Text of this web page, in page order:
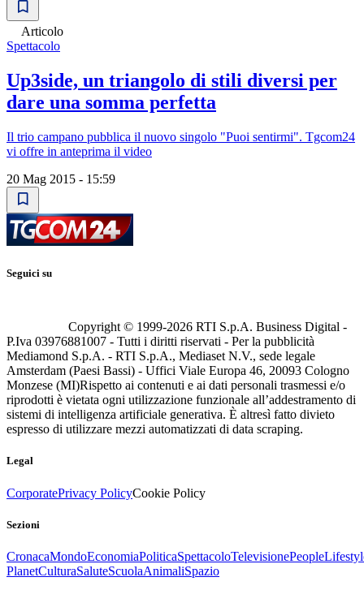
Articolo
Spettacolo
Up3side, un triangolo di stili diversi per
dare una somma perfetta
Il trio campano pubblica il nuovo singolo "Puoi sentirmi". Tgcom24
vi offre in anteprima il video
20 Mag 2015 - 15:59
Seguici su
Copyright © 1999-2026 RTI S.p.A. Business Digital -
P.Iva 03976881007 - Tutti i diritti riservati - Per la pubblicità
Mediamond S.p.A. - RTI S.p.A., Mediaset N.V., sede legale
Amsterdam (Paesi Bassi) - Uffici Viale Europa 46, 20093 Cologno
Monzese (MI)Rispetto ai contenuti e ai dati personali trasmessi e/o
riprodotti è vietata ogni utilizzazione funzionale all’addestramento di
sistemi di intelligenza artificiale generativa. È altresì fatto divieto
espresso di utilizzare mezzi automatizzati di data scraping.
Legal
CorporatePrivacy PolicyCookie Policy
Sezioni
CronacaMondoEconomiaPoliticaSpettacoloTelevisionePeople
PlanetCulturaSaluteScuolaAnimaliSpazio